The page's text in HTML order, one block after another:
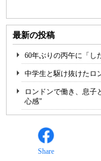
最新の投稿
60年ぶりの丙午に「し
中学生と駆け抜けたロ
ロンドンで働き、息子
心感"
Share